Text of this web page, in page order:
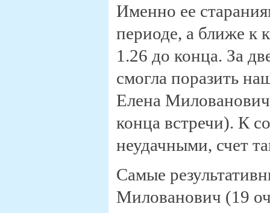
Именно ее
периоде, а ближе к
1.26 до конца. За
смогла поразить
Елена
конца встречи). К
неудачными, счет
Самые
Милованович (19